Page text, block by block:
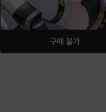
구매 불가